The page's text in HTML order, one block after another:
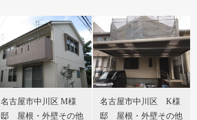
名古屋市中川区 M様
邸 屋根・外壁その他
名古屋市中川区 K様
邸 屋根・外壁その他